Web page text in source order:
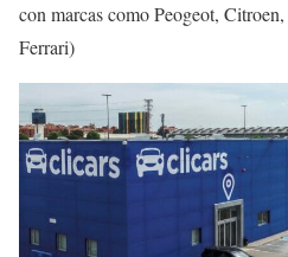
con marcas como Peogeot,
Ferrari)